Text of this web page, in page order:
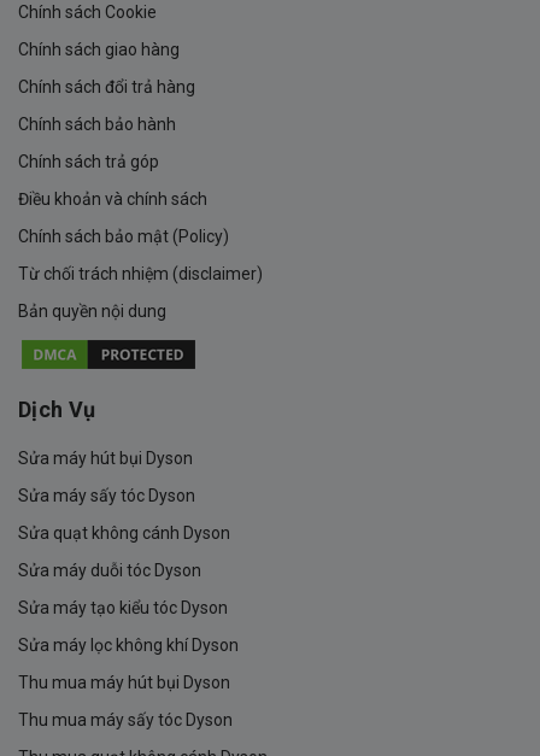
Chính sách Cookie
Chính sách giao hàng
Chính sách đổi trả hàng
Chính sách bảo hành
Chính sách trả góp
Điều khoản và chính sách
Chính sách bảo mật (Policy)
Từ chối trách nhiệm (disclaimer)
Bản quyền nội dung
Dịch Vụ
Sửa máy hút bụi Dyson
Sửa máy sấy tóc Dyson
Sửa quạt không cánh Dyson
Sửa máy duỗi tóc Dyson
Sửa máy tạo kiểu tóc Dyson
Sửa máy lọc không khí Dyson
Thu mua máy hút bụi Dyson
Thu mua máy sấy tóc Dyson